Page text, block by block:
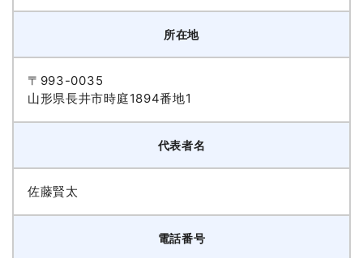
所在地
〒993-0035
山形県長井市時庭1894番地1
代表者名
佐藤賢太
電話番号